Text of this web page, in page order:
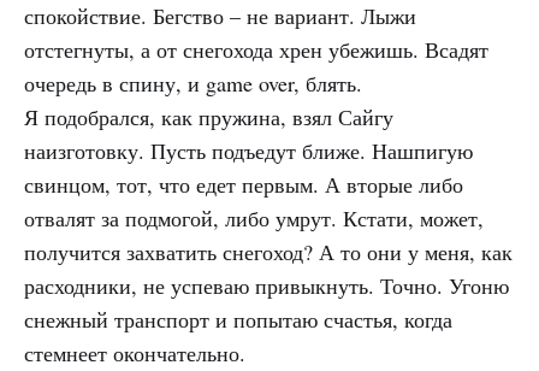
спокойствие. Бегство – не вариант. Лыжи
отстегнуты, а от снегохода хрен убежишь. Всадят
очередь в спину, и game over, блять.
Я подобрался, как пружина, взял Сайгу
наизготовку. Пусть подъедут ближе. Нашпигую
свинцом, тот, что едет первым. А вторые либо
отвалят за подмогой, либо умрут. Кстати, может,
получится захватить снегоход? А то они у меня, как
расходники, не успеваю привыкнуть. Точно. Угоню
снежный транспорт и попытаю счастья, когда
стемнеет окончательно.